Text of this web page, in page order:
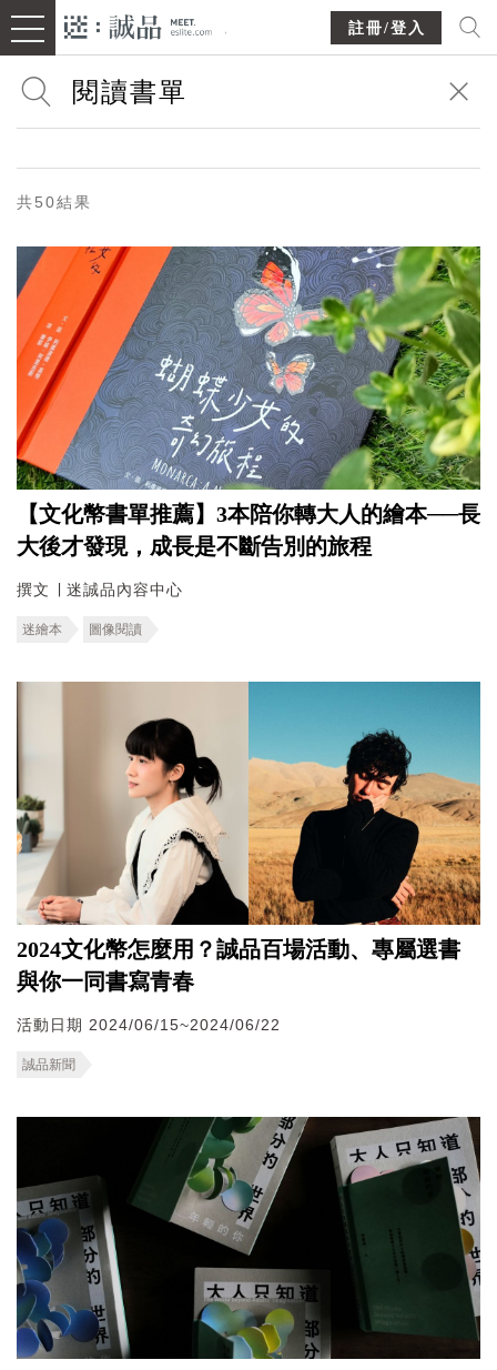
註冊/登入
共50結果
【文化幣書單推薦】3本陪你轉大人的繪本──長
大後才發現，成長是不斷告別的旅程
撰文 ∣ 迷誠品內容中心
迷繪本 圖像閱讀
2024文化幣怎麼用？誠品百場活動、專屬選書
與你一同書寫青春
活動日期 2024/06/15~2024/06/22
誠品新聞